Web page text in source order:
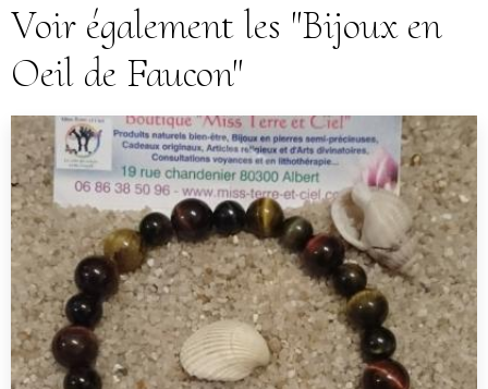
Voir également les "Bijoux en
Oeil de Faucon"